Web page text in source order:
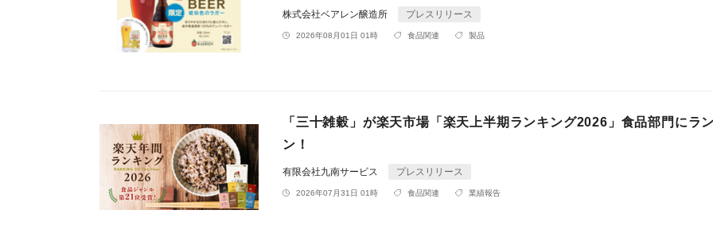
株式会社ベアレン醸造所 プレスリリース
2026年08月01日 01時 食品関連 製品
「三十雑穀」が楽天市場「楽天上半期ランキング2026」食品部門にラ
ン！
有限会社九南サービス プレスリリース
2026年07月31日 01時 食品関連 業績報告